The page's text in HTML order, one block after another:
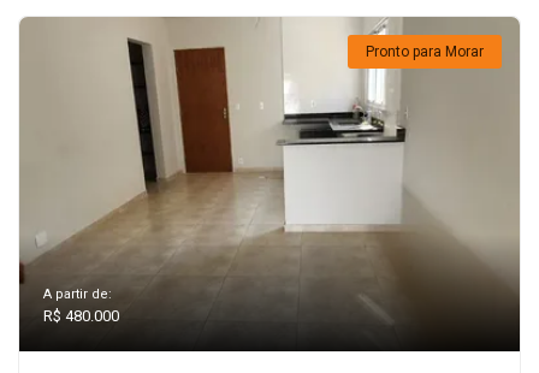
Pronto para Morar
A partir de:
R$ 480.000